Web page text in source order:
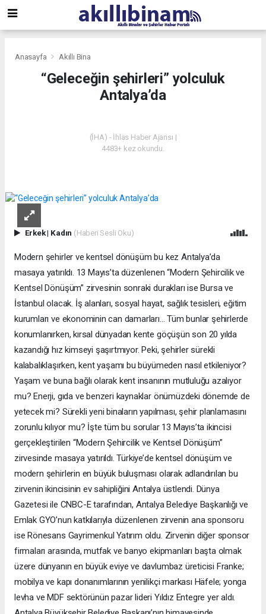
Anasayfa Akıllı Bina
“Geleceğin şehirleri” yolculuk
Antalya’da
(İHA) - İhlas Haber Ajansı |
4483+ kez okundu.
Erkek| Kadın (Haberi Sesli Oku)
Modern şehirler ve kentsel dönüşüm bu kez Antalya’da
masaya yatırıldı. 13 Mayıs’ta düzenlenen “Modern Şehircilik ve
Kentsel Dönüşüm” zirvesinin sonraki durakları ise Bursa ve
İstanbul olacak. İş alanları, sosyal hayat, sağlık tesisleri, eğitim
kurumları ve ekonominin can damarları... Tüm bunlar şehirlerde
konumlanırken, kırsal dünyadan kente göçüşün son 20 yılda
kazandığı hız kimseyi şaşırtmıyor. Peki, şehirler sürekli
kalabalıklaşırken, kent yaşamı bu büyümeden nasıl etkileniyor?
Yaşam ve buna bağlı olarak kent insanının mutluluğu azalıyor
mu? Enerji, gıda ve benzeri kaynaklar önümüzdeki dönemde de
yetecek mi? Sürekli yeni binaların yapılması, şehir planlamasını
zorunlu kılıyor mu? İşte tüm bu sorular 13 Mayıs’ta ikincisi
gerçekleştirilen “Modern Şehircilik ve Kentsel Dönüşüm”
zirvesinde masaya yatırıldı. Türkiye’de kentsel dönüşüm ve
modern şehirlerin en büyük buluşması olarak adlandırılan bu
zirvenin ikincisinin ev sahipliğini Antalya üstlendi. Dünya
Gazetesi ile CNBC-E tarafından, Antalya Belediye Başkanlığı ve
Emlak GYO’nun katkılarıyla düzenlenen zirvenin ana sponsoru
ise Rönesans Gayrimenkul Yatırım oldu. Zirvenin diğer sponsor
firmaları arasında, mutfak ve banyo ekipmanları başta olmak
üzere dünyanın en büyük eviye ve davlumbaz üreticisi Franke;
mobilya ve kapı donanımlarının yenilikçi markası Häfele; yonga
levha ve MDF sektörünün pazar lideri Yıldız Entegre yer aldı.